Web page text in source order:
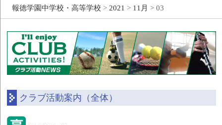
報徳学園中学校・高等学校 > 2021 > 11月 > 03
クラブ活動案内（全体）